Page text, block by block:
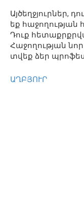
Այծեղջյուրներ,
եք հաջողության
Դուք
Հաջողության
տվեք ձեր
ԱՂԲՅՈՒՐ